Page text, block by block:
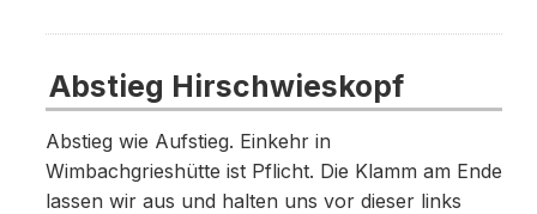
Abstieg Hirschwieskopf
Abstieg wie Aufstieg. Einkehr in
Wimbachgrieshütte ist Pflicht. Die Klamm am Ende
lassen wir aus und halten uns vor dieser links